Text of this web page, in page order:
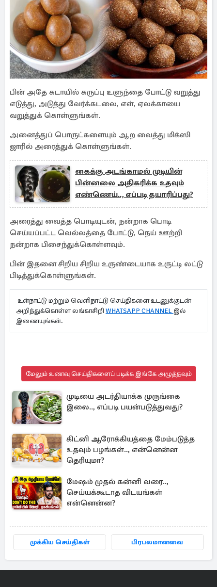
பின் அதே கடாயில் கருப்பு உளுந்தை போட்டு வறுத்து
எடுத்து, அடுத்து வேர்க்கடலை, எள், ஏலக்காயை
வறுத்துக் கொள்ளுங்கள்.
அனைத்துப் பொருட்களையும் ஆற வைத்து மிக்ஸி
ஜாரில் அரைத்துக் கொள்ளுங்கள்.
கைக்கு அடங்காமல் முடியின்
பின்னலை அதிகரிக்க உதவும்
எண்ணெய்.., எப்படி தயாரிப்பது?
அரைத்து வைத்த பொடியுடன், நன்றாக பொடி
செய்யப்பட்ட வெல்லத்தை போட்டு, நெய் ஊற்றி
நன்றாக பிசைந்துக்கொள்ளவும்.
பின் இதனை சிறிய சிறிய உருண்டையாக உருட்டி லட்டு
பிடித்துக்கொள்ளுங்கள்.
உள்நாட்டு மற்றும் வெளிநாட்டு செய்திகளை உடனுக்குடன்
அறிந்துக்கொள்ள லங்காசிறி WHATSAPP CHANNEL இல்
இணையுங்கள்.
மேலும் உணவு செய்திகளைப் படிக்க இங்கே அழுத்தவும்
முடியை அடர்தியாக்க முருங்கை
இலை.., எப்படி பயன்படுத்துவது?
கிட்னி ஆரோக்கியத்தை மேம்படுத்த
உதவும் பழங்கள்.., என்னென்ன
தெரியுமா?
மேஷம் முதல் கன்னி வரை..,
செய்யக்கூடாத விடயங்கள்
என்னென்ன?
முக்கிய செய்திகள் பிரபலமானவை